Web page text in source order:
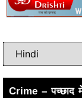
Crime – पच्छाद